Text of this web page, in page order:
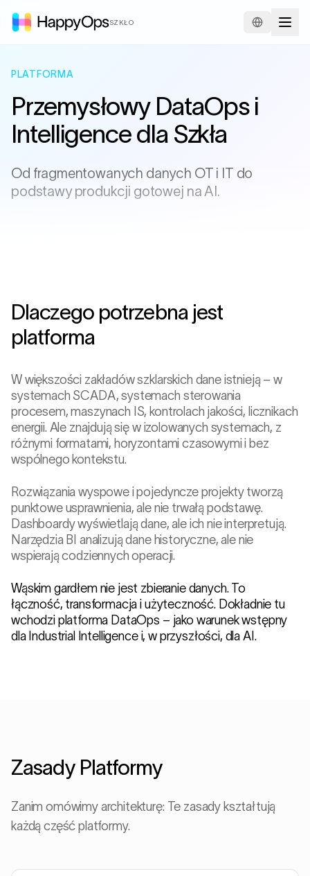
SZKŁO
PLATFORMA
Przemysłowy DataOps i
Intelligence dla Szkła
Od fragmentowanych danych OT i IT do
podstawy produkcji gotowej na AI.
Dlaczego potrzebna jest
platforma
W większości zakładów szklarskich dane istnieją – w
systemach SCADA, systemach sterowania
procesem, maszynach IS, kontrolach jakości, licznikach
energii. Ale znajdują się w izolowanych systemach, z
różnymi formatami, horyzontami czasowymi i bez
wspólnego kontekstu.
Rozwiązania wyspowe i pojedyncze projekty tworzą
punktowe usprawnienia, ale nie trwałą podstawę.
Dashboardy wyświetlają dane, ale ich nie interpretują.
Narzędzia BI analizują dane historyczne, ale nie
wspierają codziennych operacji.
Wąskim gardłem nie jest zbieranie danych. To
łączność, transformacja i użyteczność. Dokładnie tu
wchodzi platforma DataOps – jako warunek wstępny
dla Industrial Intelligence i, w przyszłości, dla AI.
Zasady Platformy
Zanim omówimy architekturę: Te zasady kształtują
każdą część platformy.